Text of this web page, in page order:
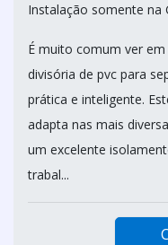
Instalação somente na
É muito comum ver
divisória de pvc para
prática e inteligente.
adapta nas mais
um excelente
trabal...